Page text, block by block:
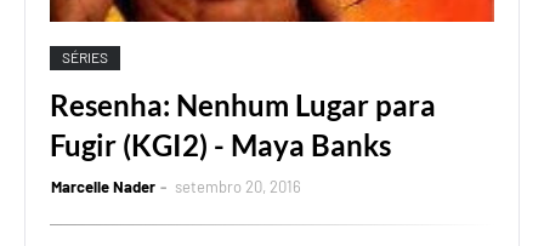
SÉRIES
Resenha: Nenhum Lugar para
Fugir (KGI2) - Maya Banks
Marcelle Nader setembro 20, 2016